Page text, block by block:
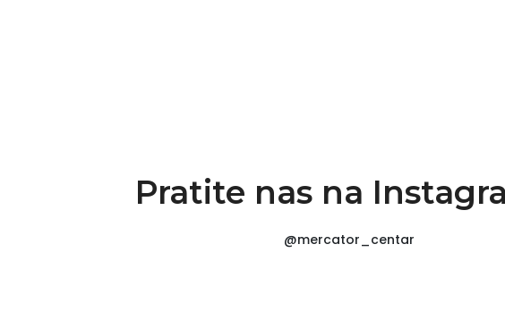
Pratite nas na
@mercator_centar